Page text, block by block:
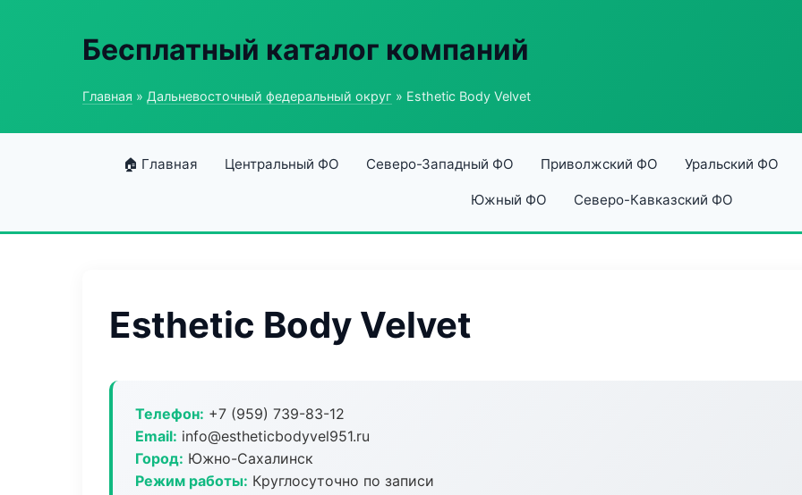
Бесплатный каталог компаний
Главная » Дальневосточный федеральный округ » Esthetic Body Velvet
🏠 Главная Центральный ФО Северо-Западный ФО Приволжский ФО Уральский ФО
Южный ФО Северо-Кавказский ФО
Esthetic Body Velvet
Телефон: +7 (959) 739-83-12
Email: info@estheticbodyvel951.ru
Город: Южно-Сахалинск
Режим работы: Круглосуточно по записи